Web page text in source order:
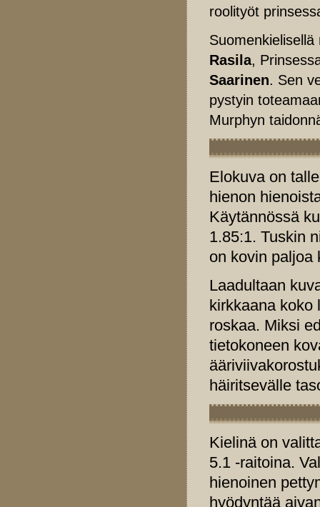
roolityöt
Rasila,
Saarinen. Sen
pystyin
Murphyn
Elokuva on
hienon
Käytännössä
1.85:1. Tuskin
on kovin paljoa
Laadultaan
kirkkaana koko
roskaa. Miksi
tietokoneen
häiritsevälle
Kielinä on
5.1 -raitoina.
hienoinen
hyödyntää